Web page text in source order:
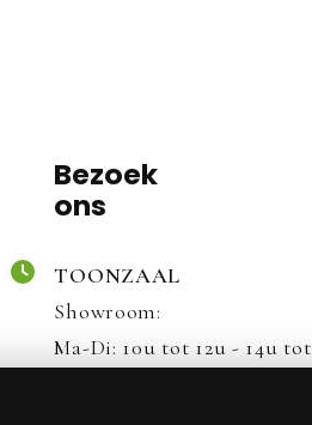
Bezoek
ons
TOONZAAL
Showroom:
Ma-Di: 10u tot 12u - 14u tot